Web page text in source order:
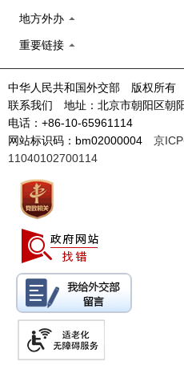
地方外办
重要链接
中华人民共和国外交部 版权所有
联系我们 地址：北京市朝阳区
电话：+86-10-65961114
网站标识码：bm02000004 京
11040102700114